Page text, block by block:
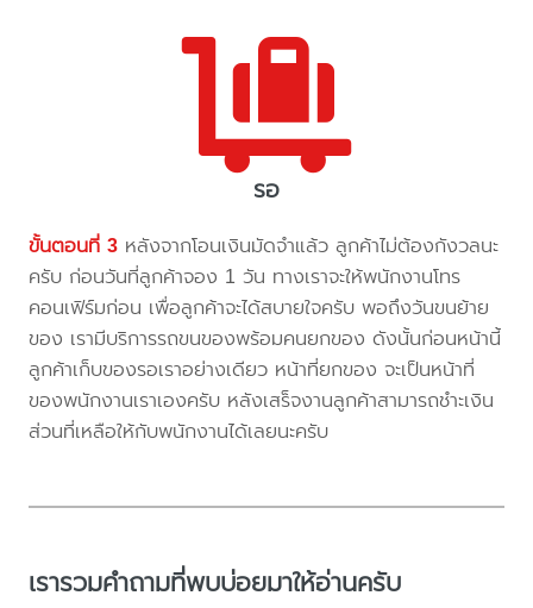
รอ
ขั้นตอนที่ 3 หลังจากโอนเงินมัดจำแล้ว ลูกค้าไม่ต้องกังวลนะ
ครับ ก่อนวันที่ลูกค้าจอง 1 วัน ทางเราจะให้พนักงานโทร
คอนเฟิร์มก่อน เพื่อลูกค้าจะได้สบายใจครับ พอถึงวันขนย้าย
ของ เรามีบริการรถขนของพร้อมคนยกของ ดังนั้นก่อนหน้านี้
ลูกค้าเก็บของรอเราอย่างเดียว หน้าที่ยกของ จะเป็นหน้าที่
ของพนักงานเราเองครับ หลังเสร็จงานลูกค้าสามารถชำะเงิน
ส่วนที่เหลือให้กับพนักงานได้เลยนะครับ
เรารวมคำถามที่พบบ่อยมาให้อ่านครับ